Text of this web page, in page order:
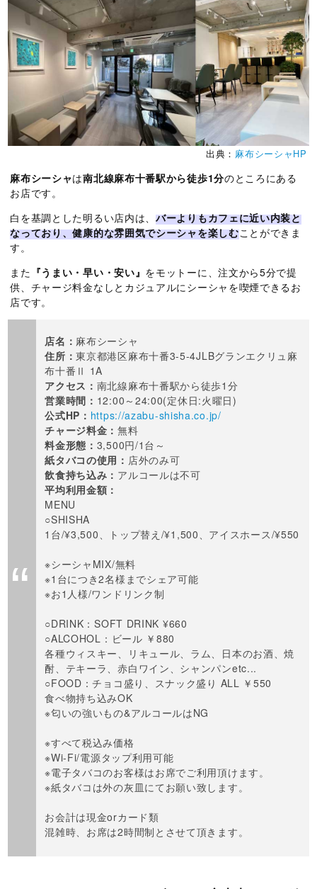
出典： 麻布シーシャHP
麻布シーシャは南北線麻布十番駅から徒歩1分のところにある
お店です。
白を基調とした明るい店内は、バーよりもカフェに近い内装と
なっており、健康的な雰囲気でシーシャを楽しむことができま
す。
また 『うまい・早い・安い』 をモットーに、注文から5分で提
供、チャージ料金なしとカジュアルにシーシャを喫煙できるお
店です。
店名： 麻布シーシャ
住所：東京都港区麻布十番3-5-4JLBグランエクリュ麻
布十番Ⅱ 1A
アクセス： 南北線麻布十番駅から徒歩1分
営業時間： 12:00～24:00(定休日:火曜日)
公式HP： https://azabu-shisha.co.jp/
チャージ料金：無料
料金形態： 3,500円/1台～
紙タバコの使用： 店外のみ可
飲食持ち込み： アルコールは不可
平均利用金額：
MENU
○SHISHA
1台/¥3,500、トップ替え/¥1,500、アイスホース/¥550
※シーシャMIX/無料
※1台につき2名様までシェア可能
※お1人様/ワンドリンク制
○DRINK：SOFT DRINK ¥660
○ALCOHOL：ビール ￥880
各種ウィスキー、リキュール、ラム、日本のお酒、焼
酎、テキーラ、赤白ワイン、シャンパンetc...
○FOOD：チョコ盛り、スナック盛り ALL ￥550
食べ物持ち込みOK
※匂いの強いもの&アルコールはNG
※すべて税込み価格
※Wi-Fi/電源タップ利用可能
※電子タバコのお客様はお席でご利用頂けます。
※紙タバコは外の灰皿にてお願い致します。
お会計は現金orカード類
混雑時、お席は2時間制とさせて頂きます。